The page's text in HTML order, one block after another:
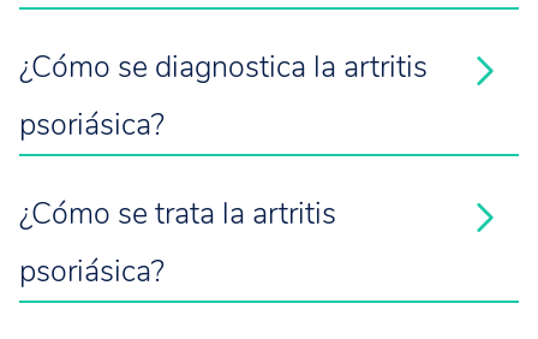
2
¿Cómo se diagnostica la artritis
psoriásica?
¿Cómo se trata la artritis
psoriásica?